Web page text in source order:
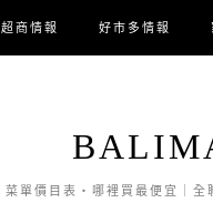
超商情報 好市多情報
菜單價目表・哪裡買最便宜｜